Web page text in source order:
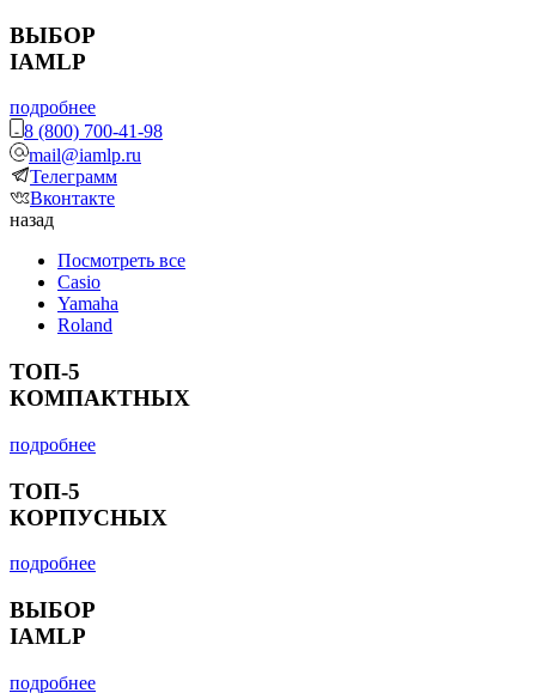
ВЫБОР
IAMLP
подробнее
8 (800) 700-41-98
mail@iamlp.ru
Телеграмм
Вконтакте
назад
Посмотреть все
Casio
Yamaha
Roland
ТОП-5
КОМПАКТНЫХ
подробнее
ТОП-5
КОРПУСНЫХ
подробнее
ВЫБОР
IAMLP
подробнее